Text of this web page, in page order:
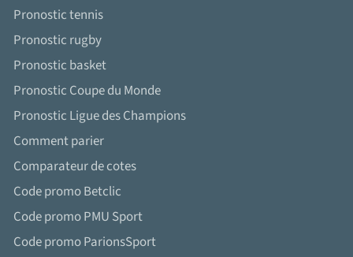
Pronostic tennis
Pronostic rugby
Pronostic basket
Pronostic Coupe du Monde
Pronostic Ligue des Champions
Comment parier
Comparateur de cotes
Code promo Betclic
Code promo PMU Sport
Code promo ParionsSport